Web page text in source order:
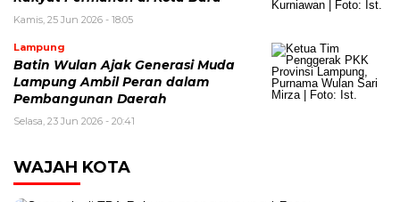
Kamis, 25 Jun 2026 - 18:05
Lampung
Batin Wulan Ajak Generasi Muda
Lampung Ambil Peran dalam
Pembangunan Daerah
Selasa, 23 Jun 2026 - 20:41
WAJAH KOTA